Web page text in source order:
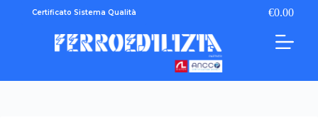
Certificato Sistema Qualità Carrello
€0.00